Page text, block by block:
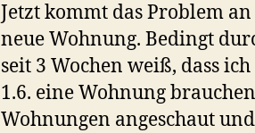
Jetzt kommt das Problem
neue Wohnung. Bedingt
seit 3 Wochen weiß, dass
1.6. eine Wohnung
Wohnungen angeschaut